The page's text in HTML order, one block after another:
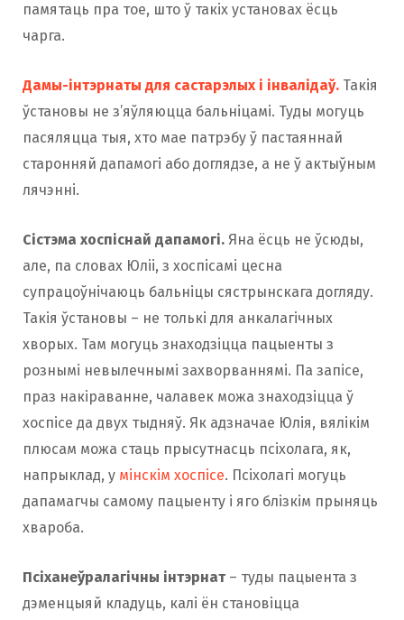
памятаць пра тое, што ў такіх установах ёсць
чарга.
Дамы-інтэрнаты для састарэлых і інвалідаў. Такія
ўстановы не з’яўляюцца бальніцамі. Туды могуць
пасяляцца тыя, хто мае патрэбу ў пастаяннай
старонняй дапамогі або доглядзе, а не ў актыўным
лячэнні.
Сістэма хоспіснай дапамогі. Яна ёсць не ўсюды,
але, па словах Юліі, з хоспісамі цесна
супрацоўнічаюць бальніцы сястрынскага догляду.
Такія ўстановы – не толькі для анкалагічных
хворых. Там могуць знаходзіцца пацыенты з
рознымі невылечнымі захворваннямі. Па запісе,
праз накіраванне, чалавек можа знаходзіцца ў
хоспісе да двух тыдняў. Як адзначае Юлія, вялікім
плюсам можа стаць прысутнасць псіхолага, як,
напрыклад, у мінскім хоспісе. Псіхолагі могуць
дапамагчы самому пацыенту і яго блізкім прыняць
хвароба.
Псіханеўралагічны інтэрнат – туды пацыента з
дэменцыяй кладуць, калі ён становіцца